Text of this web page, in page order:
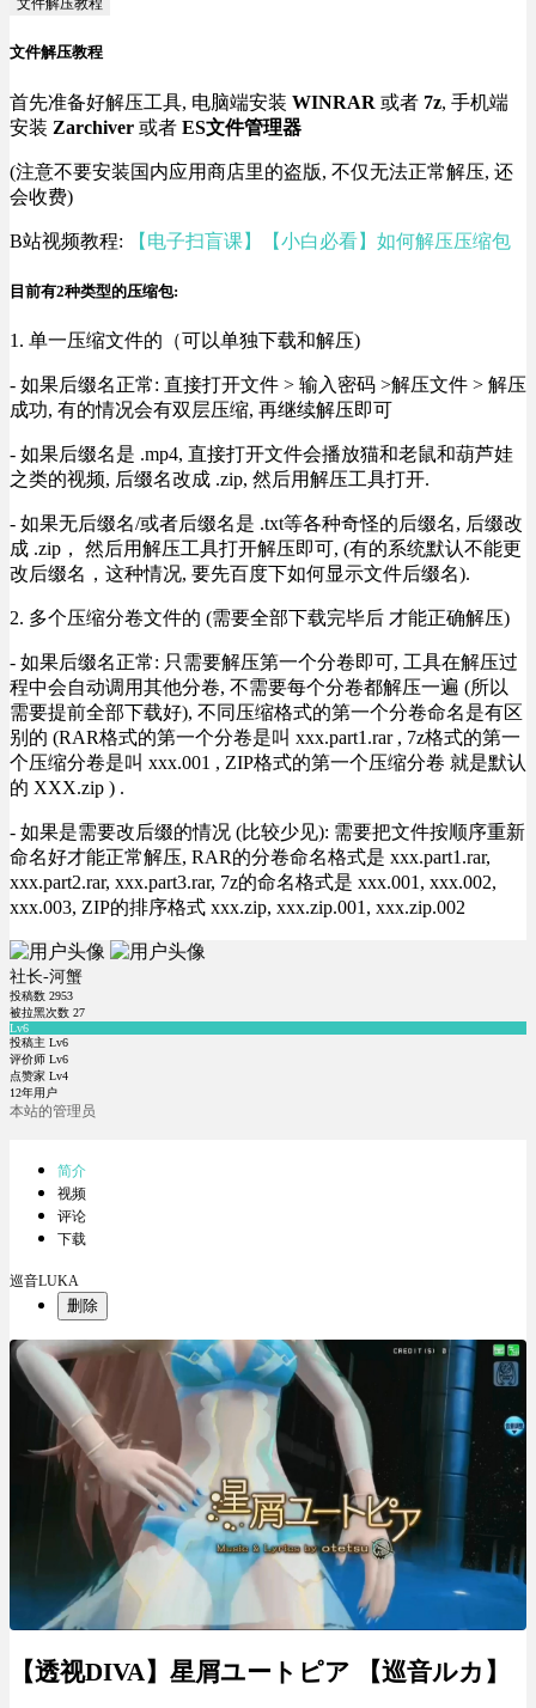
文件解压教程
文件解压教程
首先准备好解压工具, 电脑端安装 WINRAR 或者 7z, 手机端
安装 Zarchiver 或者 ES文件管理器
(注意不要安装国内应用商店里的盗版, 不仅无法正常解压, 还
会收费)
B站视频教程: 【电子扫盲课】【小白必看】如何解压压缩包
目前有2种类型的压缩包:
1. 单一压缩文件的（可以单独下载和解压)
- 如果后缀名正常: 直接打开文件 > 输入密码 >解压文件 > 解压
成功, 有的情况会有双层压缩, 再继续解压即可
- 如果后缀名是 .mp4, 直接打开文件会播放猫和老鼠和葫芦娃
之类的视频, 后缀名改成 .zip, 然后用解压工具打开.
- 如果无后缀名/或者后缀名是 .txt等各种奇怪的后缀名, 后缀改
成 .zip， 然后用解压工具打开解压即可, (有的系统默认不能更
改后缀名，这种情况, 要先百度下如何显示文件后缀名).
2. 多个压缩分卷文件的 (需要全部下载完毕后 才能正确解压)
- 如果后缀名正常: 只需要解压第一个分卷即可, 工具在解压过
程中会自动调用其他分卷, 不需要每个分卷都解压一遍 (所以
需要提前全部下载好), 不同压缩格式的第一个分卷命名是有区
别的 (RAR格式的第一个分卷是叫 xxx.part1.rar , 7z格式的第一
个压缩分卷是叫 xxx.001 , ZIP格式的第一个压缩分卷 就是默认
的 XXX.zip ) .
- 如果是需要改后缀的情况 (比较少见): 需要把文件按顺序重新
命名好才能正常解压, RAR的分卷命名格式是 xxx.part1.rar,
xxx.part2.rar, xxx.part3.rar, 7z的命名格式是 xxx.001, xxx.002,
xxx.003, ZIP的排序格式 xxx.zip, xxx.zip.001, xxx.zip.002
社长-河蟹
投稿数 2953
被拉黑次数 27
Lv6
投稿主 Lv6
评价师 Lv6
点赞家 Lv4
12年用户
本站的管理员
简介
视频
评论
下载
巡音LUKA
删除
【透视DIVA】星屑ユートピア 【巡音ルカ】